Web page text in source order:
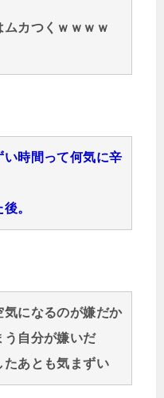
カつくｗｗｗｗ
時間って何気に辛
。
気になるのが嫌だか
う自分が嫌いだ
たあとも気まずい